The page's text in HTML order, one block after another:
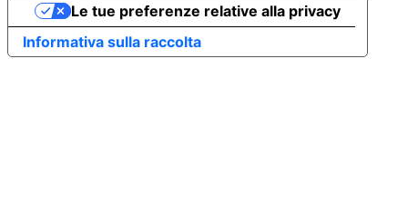
Informativa sulla raccolta
Le tue preferenze relative alla privacy